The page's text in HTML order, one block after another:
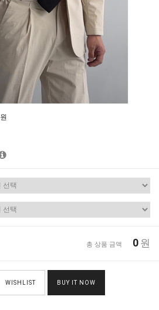
원
총 상품 금액 0 원
WISHLIST BUY IT NOW